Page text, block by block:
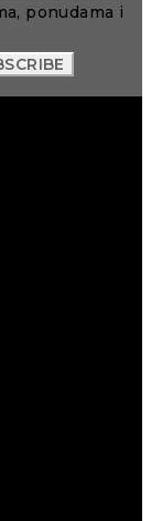
ponudama i